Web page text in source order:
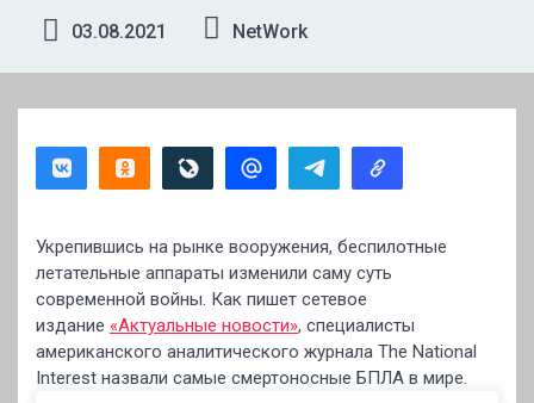
03.08.2021 NetWork
Укрепившись на рынке вооружения, беспилотные
летательные аппараты изменили саму суть
современной войны. Как пишет сетевое
издание «Актуальные новости», специалисты
американского аналитического журнала The National
Interest назвали самые смертоносные БПЛА в мире.